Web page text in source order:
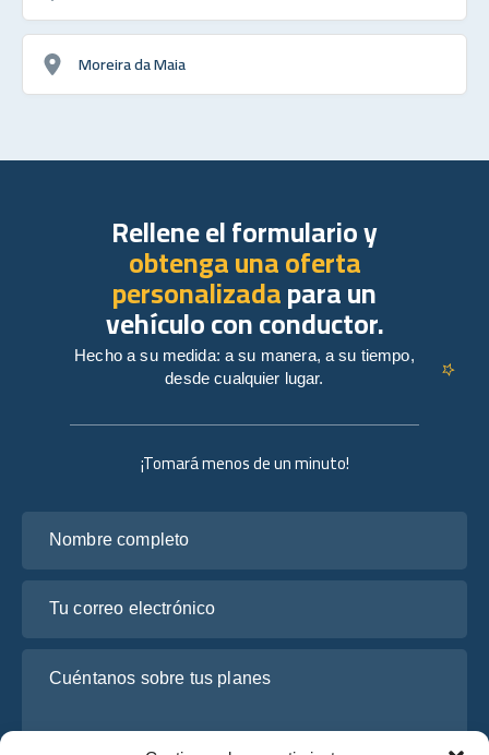
Moreira da Maia
¡Tomará menos de un minuto!
Rellene el formulario y
obtenga una oferta
personalizadapara un
vehículo con conductor.
Hecho a su medida: a su manera, a su tiempo,
desde cualquier lugar.